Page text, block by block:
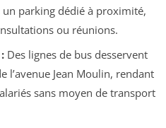
parking dédié à proximité,
ou réunions.
Des lignes de bus desservent
l’avenue Jean Moulin, rendant
sans moyen de transport